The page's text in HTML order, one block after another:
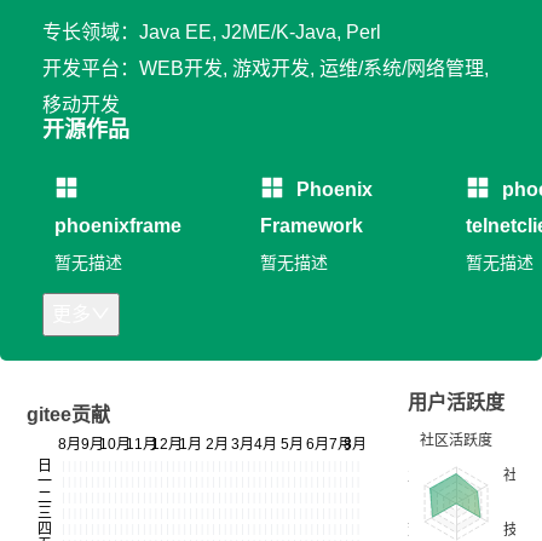
专长领域：Java EE, J2ME/K-Java, Perl
开发平台：WEB开发, 游戏开发, 运维/系统/网络管理,
移动开发
开源作品
phoenixframe
暂无描述
Phoenix
Framework
暂无描述 暂无描述
gitee贡献
用户活跃度